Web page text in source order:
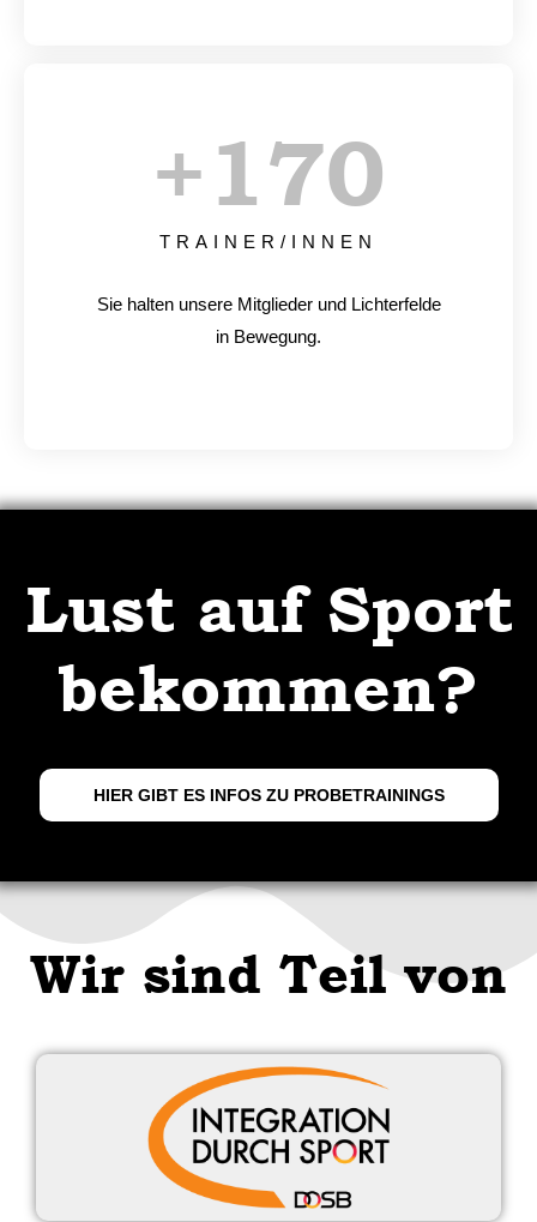
TRAINER/INNEN
+170
Sie halten unsere Mitglieder und Lichterfelde
in Bewegung.
Lust auf Sport
bekommen?
HIER GIBT ES INFOS ZU PROBETRAININGS
Wir sind Teil von